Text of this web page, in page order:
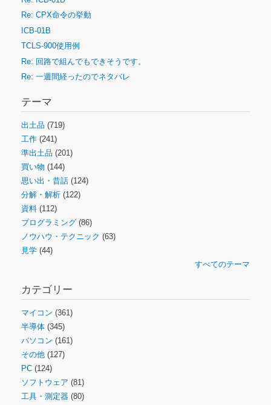
Re: CPX命令の挙動
ICB-01B
TCLS-900使用例
Re: 回路で組んでもできそうです。
Re: 一週間経ったのでネタバレ
テーマ
出土品 (719)
工作 (241)
準出土品 (201)
買い物 (144)
思い出・昔話 (124)
分解・解析 (122)
資料 (112)
プログラミング (86)
ノウハウ・テクニック (63)
見学 (44)
すべてのテーマ
カテゴリー
マイコン (361)
半導体 (345)
パソコン (161)
その他 (127)
PC (124)
ソフトウェア (81)
工具・測定器 (80)